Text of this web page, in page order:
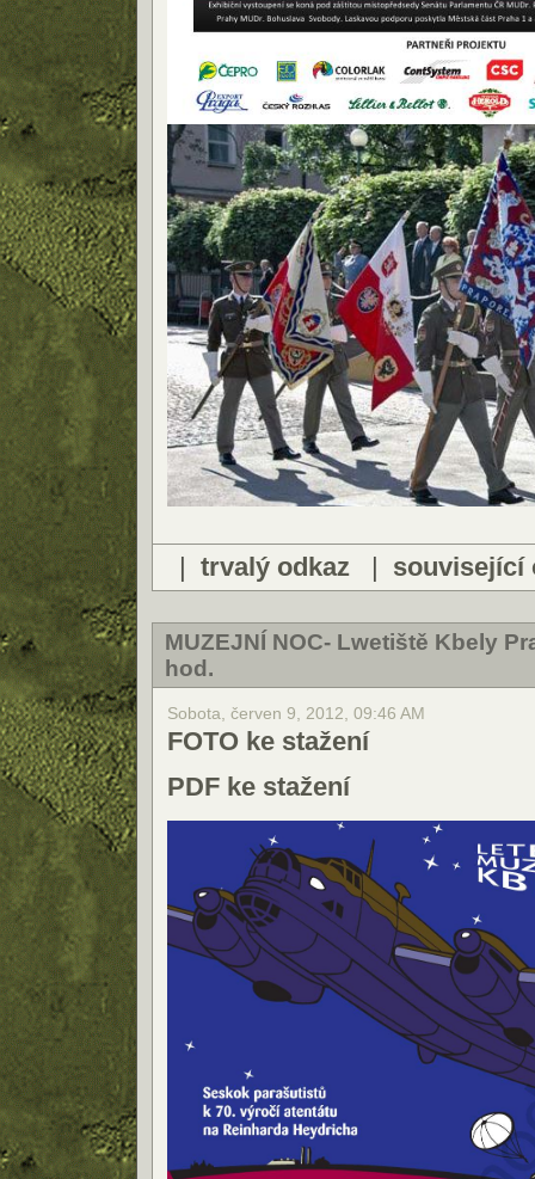
| trvalý odkaz | související
MUZEJNÍ NOC- Lwetiště Kbely
hod.
Sobota, červen 9, 2012, 09:46 AM
FOTO ke stažení
PDF ke stažení